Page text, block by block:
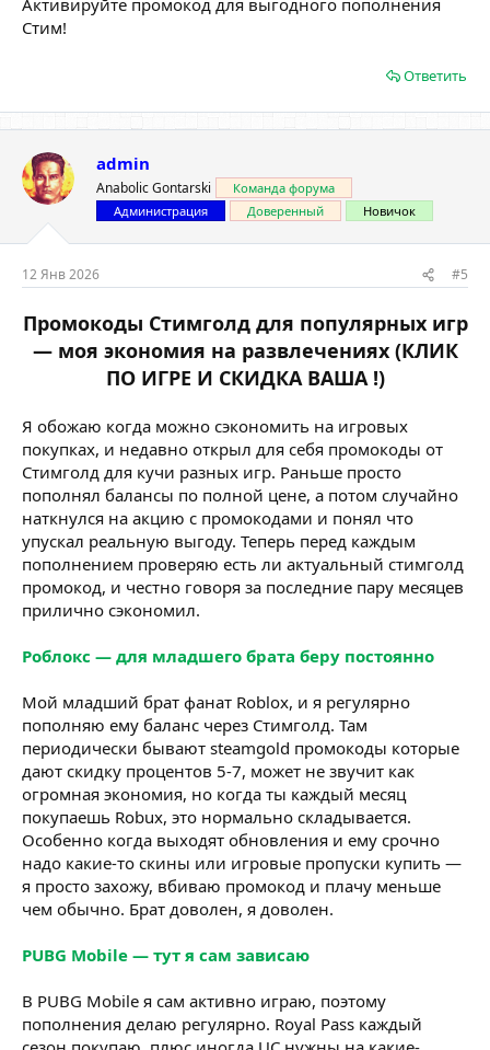
Активируйте промокод для выгодного пополнения
Стим!
Ответить
admin
Anabolic Gontarski
Команда форума
Администрация
Доверенный Новичок
12 Янв 2026 #5
Промокоды Стимголд для популярных игр
— моя экономия на развлечениях (КЛИК
ПО ИГРЕ И СКИДКА ВАША !)
Я обожаю когда можно сэкономить на игровых
покупках, и недавно открыл для себя промокоды от
Стимголд для кучи разных игр. Раньше просто
пополнял балансы по полной цене, а потом случайно
наткнулся на акцию с промокодами и понял что
упускал реальную выгоду. Теперь перед каждым
пополнением проверяю есть ли актуальный стимголд
промокод, и честно говоря за последние пару месяцев
прилично сэкономил.
Роблокс — для младшего брата беру постоянно
Мой младший брат фанат Roblox, и я регулярно
пополняю ему баланс через Стимголд. Там
периодически бывают steamgold промокоды которые
дают скидку процентов 5-7, может не звучит как
огромная экономия, но когда ты каждый месяц
покупаешь Robux, это нормально складывается.
Особенно когда выходят обновления и ему срочно
надо какие-то скины или игровые пропуски купить —
я просто захожу, вбиваю промокод и плачу меньше
чем обычно. Брат доволен, я доволен.
PUBG Mobile — тут я сам зависаю
В PUBG Mobile я сам активно играю, поэтому
пополнения делаю регулярно. Royal Pass каждый